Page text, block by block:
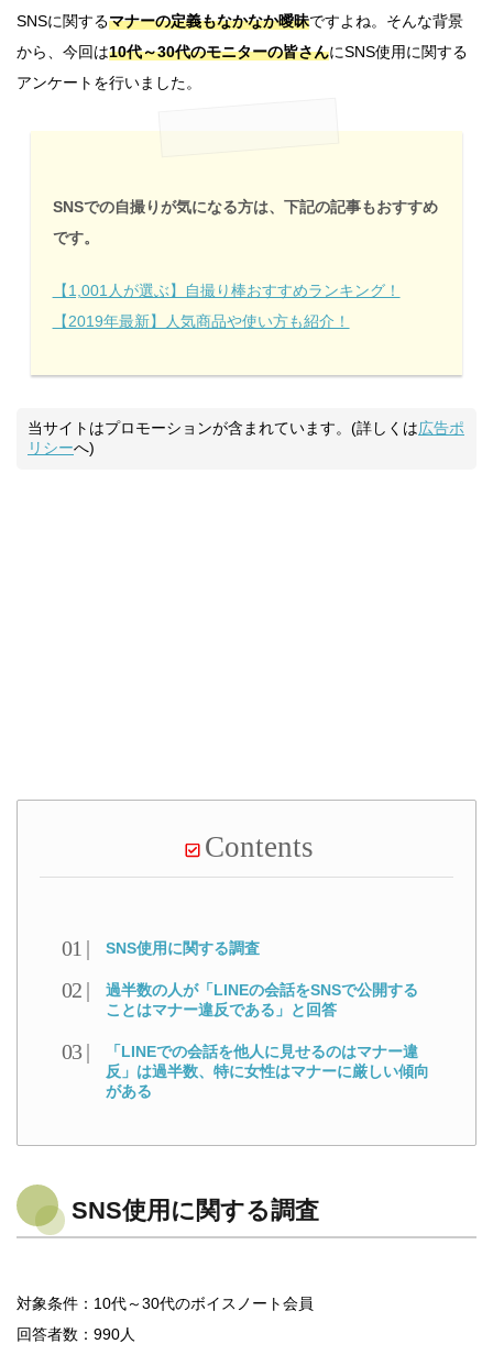
SNSに関するマナーの定義もなかなか曖昧ですよね。そんな背景
から、今回は10代～30代のモニターの皆さんにSNS使用に関する
アンケートを行いました。
SNSでの自撮りが気になる方は、下記の記事もおすすめ
です。
【1,001人が選ぶ】自撮り棒おすすめランキング！
【2019年最新】人気商品や使い方も紹介！
当サイトはプロモーションが含まれています。(詳しくは広告ポ
リシーへ)
Contents
SNS使用に関する調査
過半数の人が「LINEの会話をSNSで公開する
ことはマナー違反である」と回答
「LINEでの会話を他人に見せるのはマナー違
反」は過半数、特に女性はマナーに厳しい傾向
がある
SNS使用に関する調査
対象条件：10代～30代のボイスノート会員
回答者数：990人